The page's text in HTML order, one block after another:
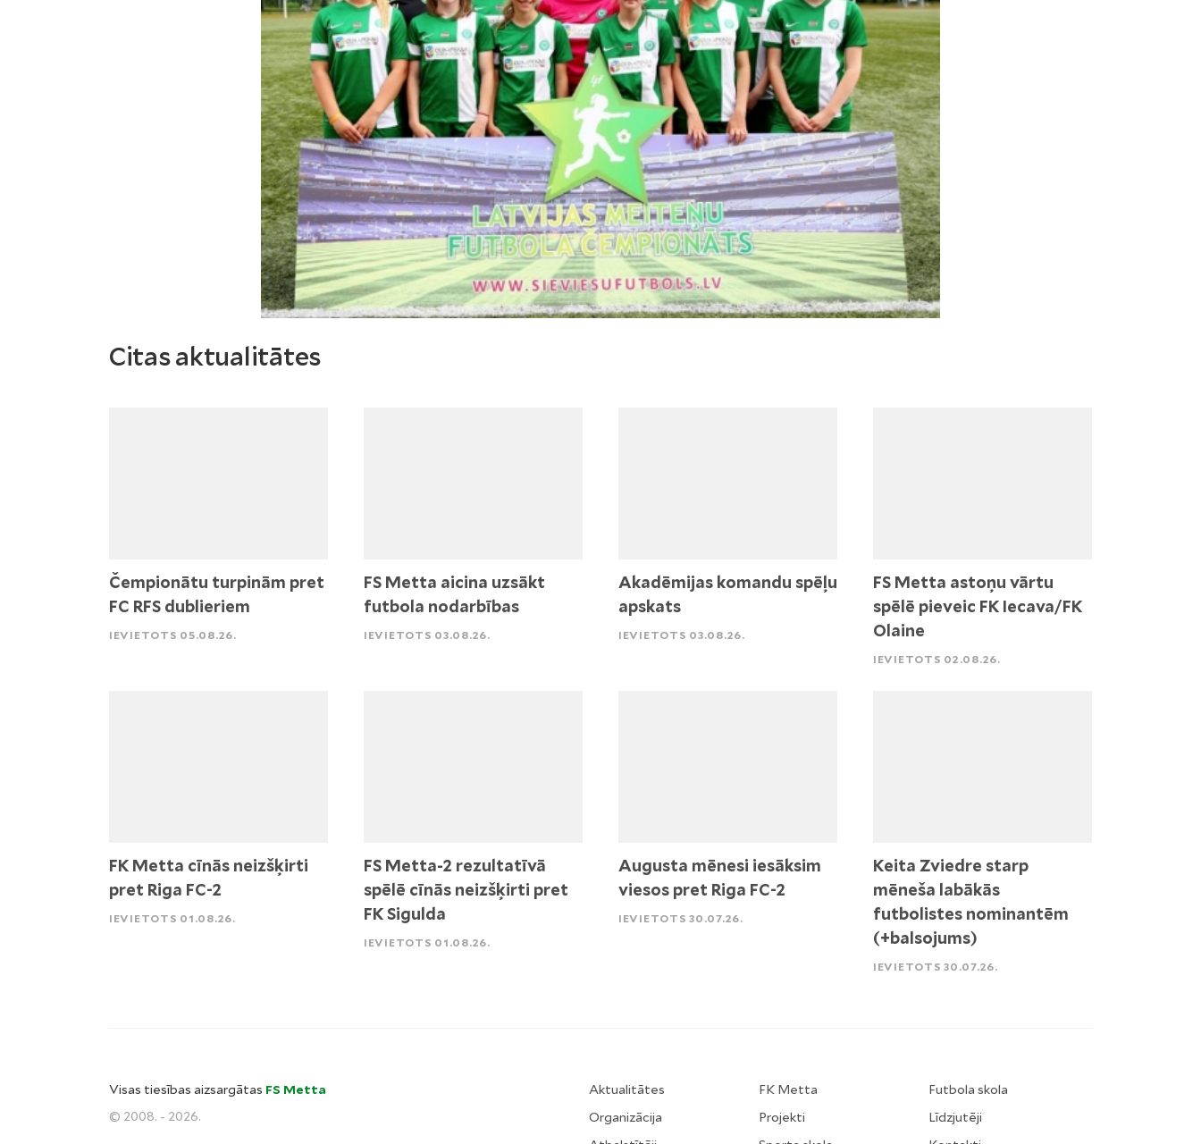
Citas aktualitātes
Čempionātu turpinām pret
FC RFS dublieriem
IEVIETOTS 05.08.26.
FS Metta aicina uzsākt
futbola nodarbības
IEVIETOTS 03.08.26.
Akadēmijas komandu spēļu
apskats
IEVIETOTS 03.08.26.
FS Metta astoņu vārtu
spēlē pieveic FK Iecava/FK
Olaine
IEVIETOTS 02.08.26.
FK Metta cīnās neizšķirti
pret Riga FC-2
IEVIETOTS 01.08.26.
FS Metta-2 rezultatīvā
spēlē cīnās neizšķirti pret
FK Sigulda
IEVIETOTS 01.08.26.
Augusta mēnesi iesāksim
viesos pret Riga FC-2
IEVIETOTS 30.07.26.
Keita Zviedre starp
mēneša labākās
futbolistes nominantēm
(+balsojums)
IEVIETOTS 30.07.26.
Visas tiesības aizsargātas FS Metta
© 2008. - 2026.
Aktualitātes
Organizācija
FK Metta
Projekti
Futbola skola
Līdzjutēji